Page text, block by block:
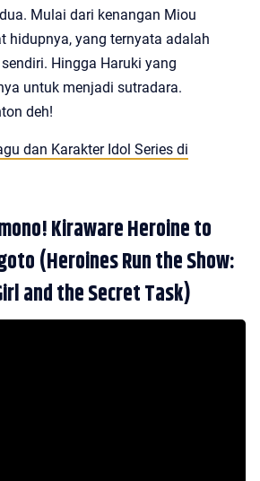
Mulai dari kenangan Miou
hidupnya, yang ternyata adalah
Hingga Haruki yang
untuk menjadi sutradara.
deh!
dan Karakter Idol Series di
Kiraware Heroine to
(Heroines Run the Show:
and the Secret Task)